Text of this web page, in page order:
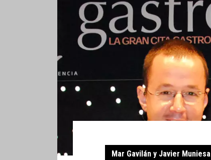
Mar Gavilán y Javier Muniesa